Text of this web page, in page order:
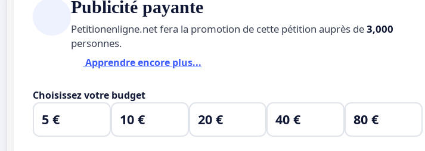
Publicité payante
Petitionenligne.net fera la promotion de cette pétition auprès de3,000
personnes.
Apprendre encore plus...
Choisissez votre budget
5 € 10 € 20 € 40 € 80 €